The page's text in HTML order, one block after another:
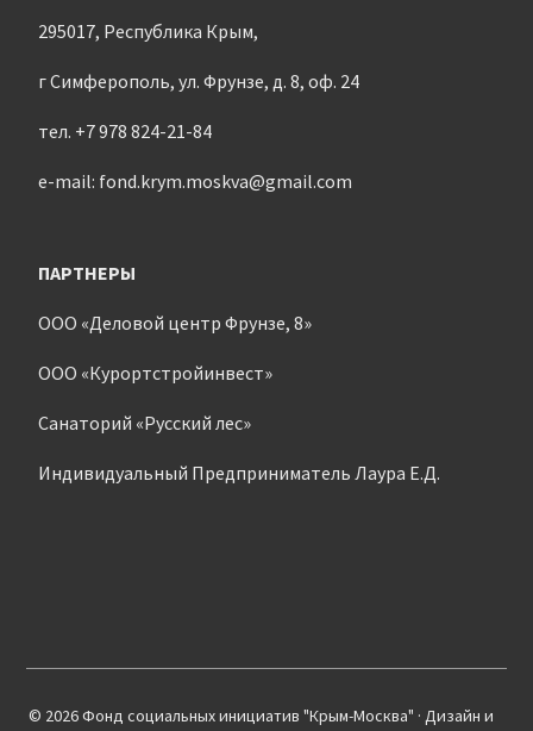
295017, Республика Крым,
г Симферополь, ул. Фрунзе, д. 8, оф. 24
тел. +7 978 824-21-84
e-mail: fond.krym.moskva@gmail.com
ПАРТНЕРЫ
ООО «Деловой центр Фрунзе, 8»
ООО «Курортстройинвест»
Санаторий «Русский лес»
Индивидуальный Предприниматель Лаура Е.Д.
© 2026 Фонд социальных инициатив "Крым-Москва" · Дизайн и